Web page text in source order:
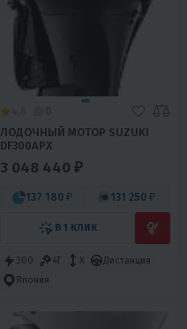
ЛОДОЧНЫЙ МОТОР SUZUKI
DF300APX
3 048 440 ₽
137 180 ₽ 131 250 ₽
В 1 КЛИК
300 4T X
Дистанция
Япония